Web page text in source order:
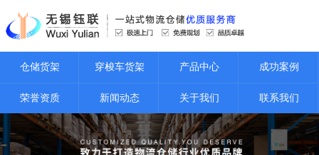
仓储货架 穿梭车货架 产品中心 成功案例
荣誉资质 新闻动态 关于我们 联系我们